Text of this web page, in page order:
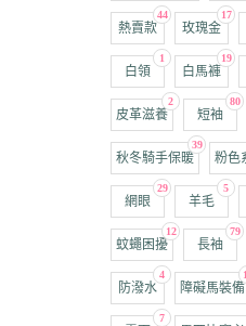
44
熱賣款
17
玫瑰金
1
白領
19
白馬褲
2
皮革滋養
80
短袖
39
秋冬騎手保暖 粉色
29
網眼
5
羊毛
12
蚊蠅困擾
79
長袖
4
防潑水 障礙馬裝備
7